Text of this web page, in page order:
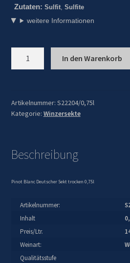
Zutaten: Sulfit, Sulfite
weitere Informationen
Deutscher
Sekt
Menge
In den Warenkorb
Artikelnummer: S22204/0,75l
Kategorie: Winzersekte
Beschreibung
Pinot Blanc Deutscher Sekt trocken 0,75l
Artikelnummer:
Inhalt
Preis/Ltr.
Weinart:
Qualitätsstufe